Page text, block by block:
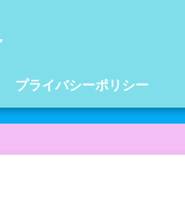
プライバシーポリシー